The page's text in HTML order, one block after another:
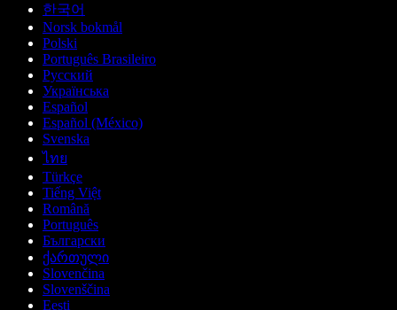
한국어
Norsk bokmål
Polski
Português Brasileiro
Русский
Українська
Español
Español (México)
Svenska
ไทย
Türkçe
Tiếng Việt
Română
Português
Български
ქართული
Slovenčina
Slovenščina
Eesti